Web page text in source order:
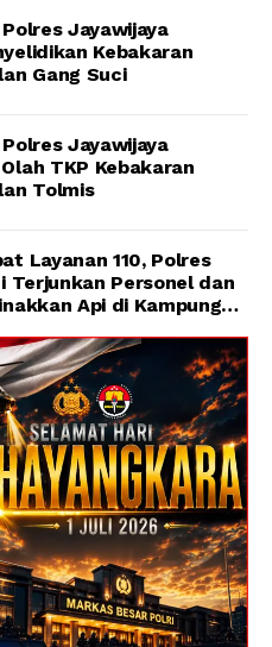
Jayawijaya
Kebakaran
Gang Suci
Jayawijaya
TKP Kebakaran
Tolmis
Layanan 110, Polres
Terjunkan Personel dan
Api di Kampung